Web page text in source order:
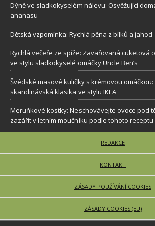
Dýně ve sladkokyselém nálevu: Osvěžující
ananasu
Dětská vzpomínka: Rychlá pěna z bílků a jahod
Rychlá večeře ze spíže: Zavařovaná cuketová
ve stylu sladkokyselé omáčky Uncle Ben’s
Švédské masové kuličky s krémovou omáčkou:
skandinávská klasika ve stylu IKEA
Meruňkové kostky: Neschovávejte ovoce pod
zazářit v letním moučníku podle tohoto receptu
REDAKCE
KONTAKT
ZÁSADY POUŽÍVÁNÍ COOKIES
ZÁSADY COOKIES (EU)